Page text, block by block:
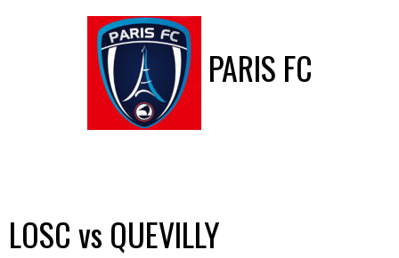
PARIS FC
LOSC vs QUEVILLY